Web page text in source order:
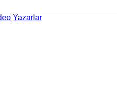
Yazarlar